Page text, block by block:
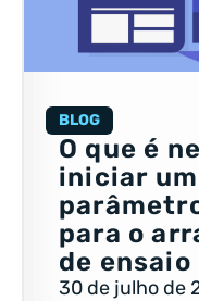
BLOG
O que é
iniciar
para o
de ensaio
30 de julho de